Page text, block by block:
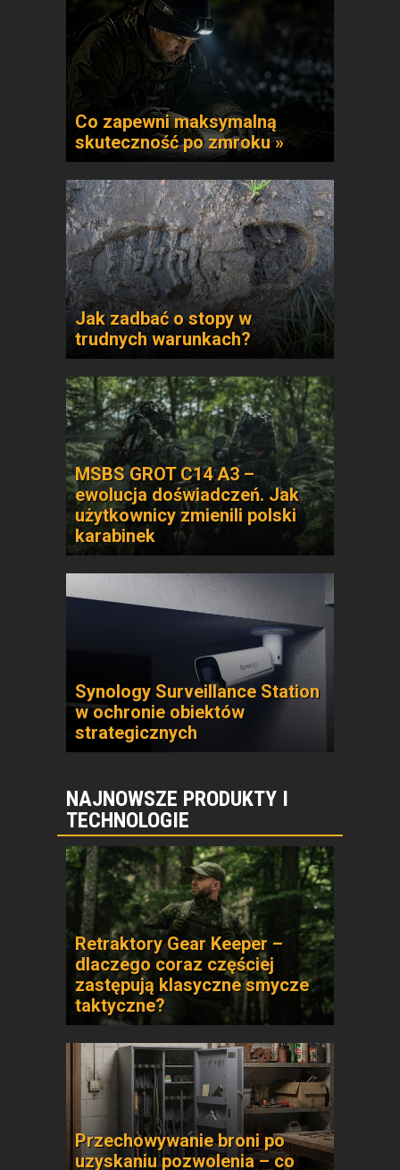
Co zapewni maksymalną
skuteczność po zmroku »
Jak zadbać o stopy w
trudnych warunkach?
MSBS GROT C14 A3 –
ewolucja doświadczeń. Jak
użytkownicy zmienili polski
karabinek
Synology Surveillance Station
w ochronie obiektów
strategicznych
NAJNOWSZE PRODUKTY I
TECHNOLOGIE
Retraktory Gear Keeper –
dlaczego coraz częściej
zastępują klasyczne smycze
taktyczne?
Przechowywanie broni po
uzyskaniu pozwolenia – co